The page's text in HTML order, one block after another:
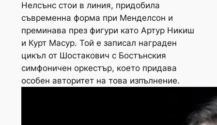
Нелсънс стои в линия, придобила
съвременна форма при Менделсон и
преминава през фигури като Артур Никиш
и Курт Масур. Той е записал награден
цикъл от Шостакович с Бостънския
симфоничен оркестър, което придава
особен авторитет на това изпълнение.